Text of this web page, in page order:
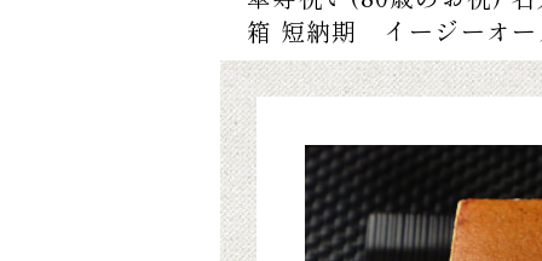
箱 短納期 イージーオ